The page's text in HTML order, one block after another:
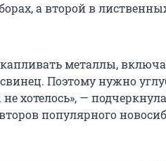
а второй в
металлы,
Поэтому нужно
хотелось», —
популярного